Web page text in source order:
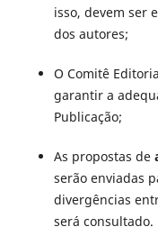
isso, devem ser
dos autores;
O Comitê
garantir a
Publicação;
As propostas de
serão enviadas
divergências
será consultado.